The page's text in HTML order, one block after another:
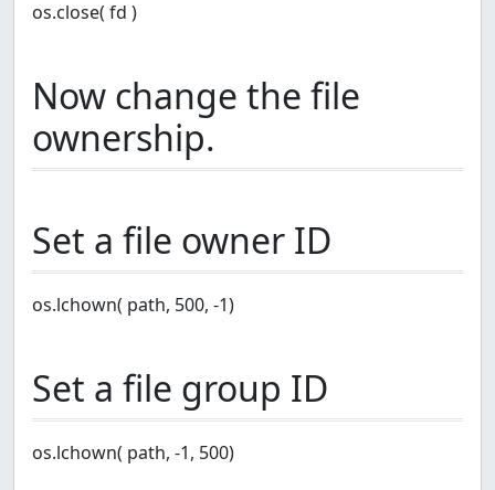
os.close( fd )
Now change the file
ownership.
Set a file owner ID
os.lchown( path, 500, -1)
Set a file group ID
os.lchown( path, -1, 500)